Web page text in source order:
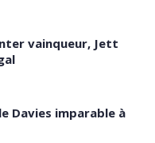
vainqueur, Jett
Davies imparable à